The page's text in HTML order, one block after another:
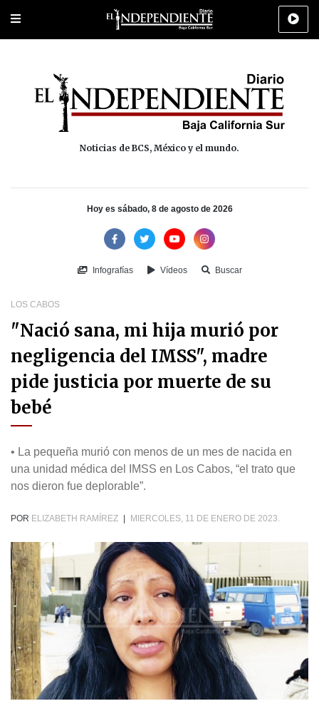
Portada Los Cabos Policiaca Deportes Cultura
Noticias de BCS, México y el mundo.
Hoy es sábado, 8 de agosto de 2026
Infografías Vídeos Buscar
LOS CABOS
"Nació sana, mi hija murió por
negligencia del IMSS", madre
pide justicia por muerte de su
bebé
• La pequeña murió con menos de un mes de nacida en
una unidad médica del IMSS en Los Cabos, “el trato que
nos dieron fue deplorable”.
POR ELIZABETH RAMÍREZ MIERCOLES, 11 DE ENERO DE 2023.